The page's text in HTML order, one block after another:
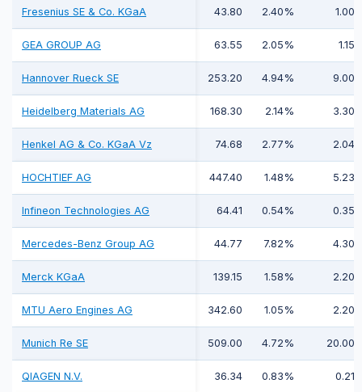
Fresenius SE & Co. KGaA 43.80 2.40% 1.00
GEA GROUP AG 63.55 2.05% 1.15
Hannover Rueck SE 253.20 4.94% 9.00
Heidelberg Materials AG 168.30 2.14% 3.30
Henkel AG & Co. KGaA Vz 74.68 2.77% 2.04
HOCHTIEF AG 447.40 1.48% 5.23
Infineon Technologies AG 64.41 0.54% 0.35
Mercedes-Benz Group AG 44.77 7.82% 4.30
Merck KGaA 139.15 1.58% 2.20
MTU Aero Engines AG 342.60 1.05% 2.20
Munich Re SE 509.00 4.72% 20.00
QIAGEN N.V. 36.34 0.83% 0.21